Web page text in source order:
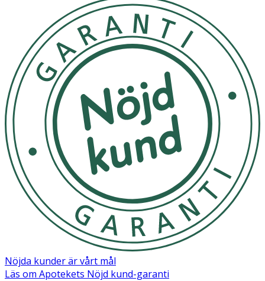
Förvaras i rumstemperatur.
OK för gravida och ammande:
Ingredienser:
Aqua, C15-19 Alkane, Betaine, Cetearyl Alcohol,
Behentrimonium Chloride, Parfum, Glycerin, Xylitol,
Panthenol, Glucose, Hydrolyzed Vegetable Protein PG-
Propyl Silanetriol, Sodium Hyaluronate, Xylitylglucoside,
Anhydroxylitol, Dipropylene Glycol, Pantolactone, Sodium
Laneth-40 Maleate/Styrene Sulfonate Copolymer,
Polyquaternium-47, Butyloctanol, Ethylhexylglycerin,
Potassium Sorbate, Disodium EDTA, Citric Acid, Bis-
Diisopropanolamino-PG-Propyl Disiloxane/Bis-Vinyl
Dimethicone Copolymer, Phenoxyethanol, Sodium
Benzoate, Alpha-Isomethyl Ionone, Hydroxycitronellal,
Nöjda kunder är vårt mål
Läs om Apotekets Nöjd kund-garanti